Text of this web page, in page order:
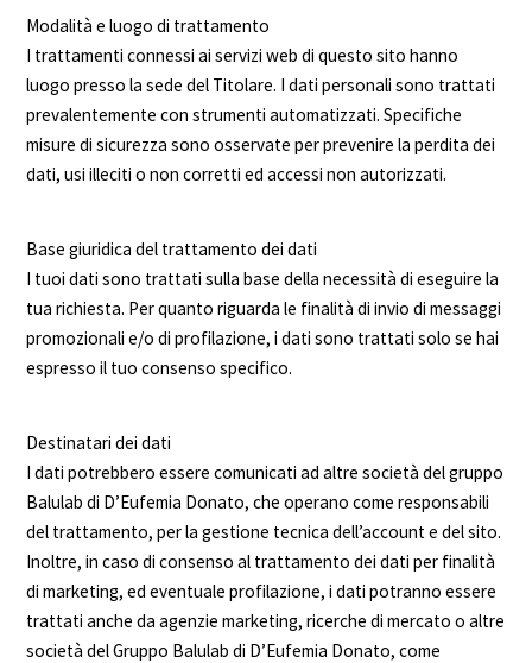
Modalità e luogo di trattamento
I trattamenti connessi ai servizi web di questo sito hanno
luogo presso la sede del Titolare. I dati personali sono trattati
prevalentemente con strumenti automatizzati. Specifiche
misure di sicurezza sono osservate per prevenire la perdita dei
dati, usi illeciti o non corretti ed accessi non autorizzati.
Base giuridica del trattamento dei dati
I tuoi dati sono trattati sulla base della necessità di eseguire la
tua richiesta. Per quanto riguarda le finalità di invio di messaggi
promozionali e/o di profilazione, i dati sono trattati solo se hai
espresso il tuo consenso specifico.
Destinatari dei dati
I dati potrebbero essere comunicati ad altre società del gruppo
Balulab di D’Eufemia Donato, che operano come responsabili
del trattamento, per la gestione tecnica dell’account e del sito.
Inoltre, in caso di consenso al trattamento dei dati per finalità
di marketing, ed eventuale profilazione, i dati potranno essere
trattati anche da agenzie marketing, ricerche di mercato o altre
società del Gruppo Balulab di D’Eufemia Donato, come